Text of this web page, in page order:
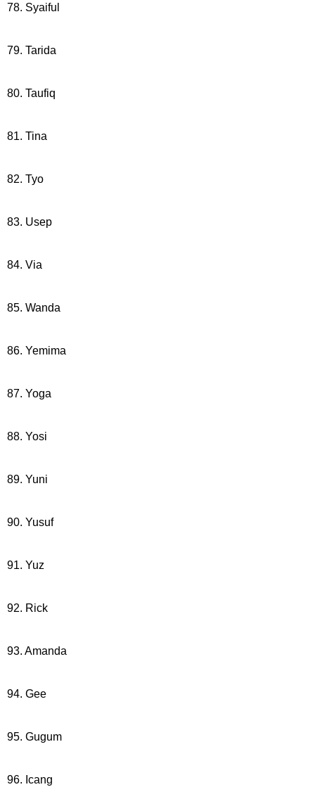
78. Syaiful
79. Tarida
80. Taufiq
81. Tina
82. Tyo
83. Usep
84. Via
85. Wanda
86. Yemima
87. Yoga
88. Yosi
89. Yuni
90. Yusuf
91. Yuz
92. Rick
93. Amanda
94. Gee
95. Gugum
96. Icang